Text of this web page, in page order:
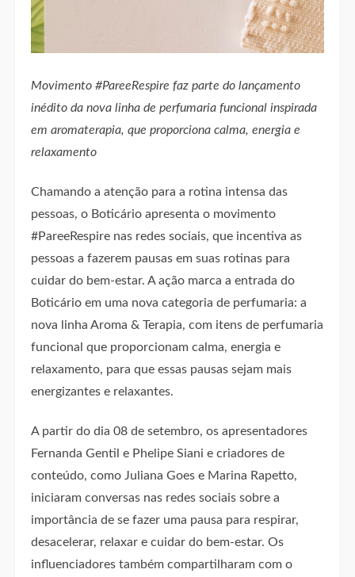
Movimento #PareeRespire faz parte do lançamento
inédito da nova linha de perfumaria funcional inspirada
em aromaterapia, que proporciona calma, energia e
relaxamento
Chamando a atenção para a rotina intensa das
pessoas, o Boticário apresenta o movimento
#PareeRespire nas redes sociais, que incentiva as
pessoas a fazerem pausas em suas rotinas para
cuidar do bem-estar. A ação marca a entrada do
Boticário em uma nova categoria de perfumaria: a
nova linha Aroma & Terapia, com itens de perfumaria
funcional que proporcionam calma, energia e
relaxamento, para que essas pausas sejam mais
energizantes e relaxantes.
A partir do dia 08 de setembro, os apresentadores
Fernanda Gentil e Phelipe Siani e criadores de
conteúdo, como Juliana Goes e Marina Rapetto,
iniciaram conversas nas redes sociais sobre a
importância de se fazer uma pausa para respirar,
desacelerar, relaxar e cuidar do bem-estar. Os
influenciadores também compartilharam com o